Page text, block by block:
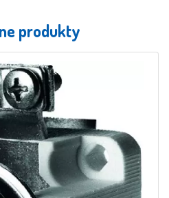
produkty